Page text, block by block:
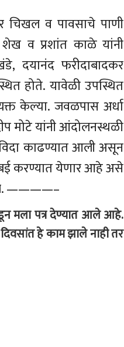
चिखल व पावसाचे पाणी
व प्रशांत काळे यांनी
दयानंद फरीदाबादकर
होते. यावेळी उपस्थित
केल्या. जवळपास अर्धा
मोटे यांनी आंदोलनस्थळी
काढण्यात आली असून
करण्यात येणार आहे असे
————–
मला पत्र देण्यात आले आहे.
हे काम झाले नाही तर